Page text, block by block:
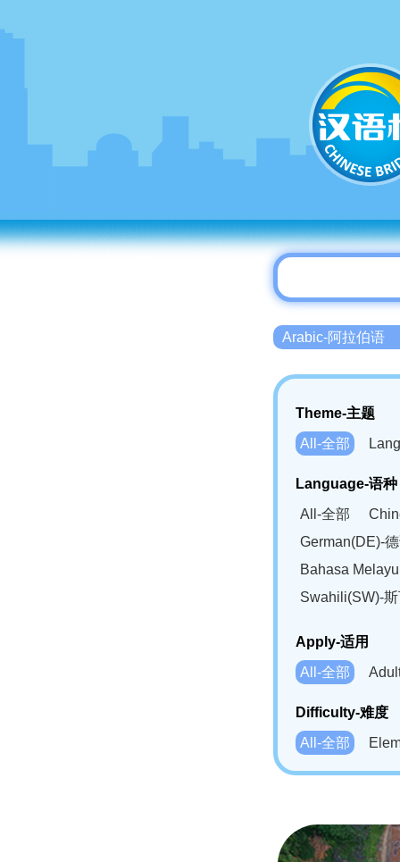
Arabic-阿拉伯语
Theme-主题
All-全部
Language-语种
All-全部
German(DE)-
Bahasa
Swahili(SW)-
Apply-适用
All-全部
Difficulty-难度
All-全部